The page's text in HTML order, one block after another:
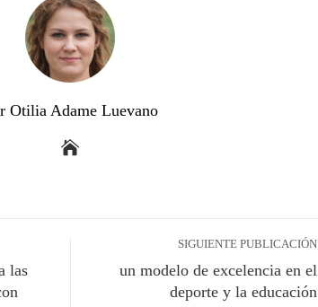
Otilia Adame Luevano
las
SIGUIENTE PUBLICACIÓN
un modelo de excelencia en el
deporte y la educación